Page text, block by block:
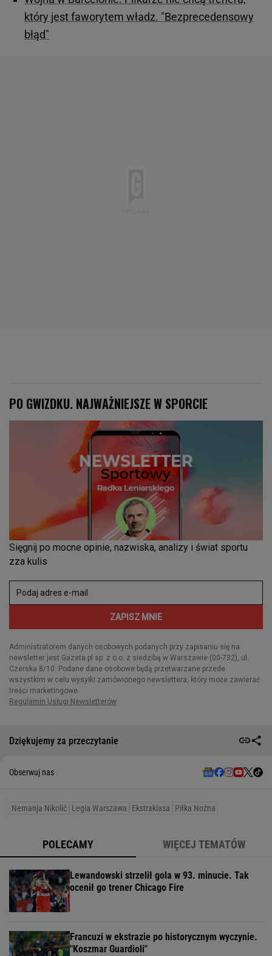
który jest faworytem władz. "Bezprecedensowy
błąd"
Dziękujemy za przeczytanie
Obserwuj nas
Nemanja Nikolić Legia Warszawa Ekstraklasa Piłka Nożna
POLECAMY WIĘCEJ TEMATÓW
Lewandowski strzelił gola w 93. minucie. Tak
ocenił go trener Chicago Fire
Francuzi w ekstrazie po historycznym wyczynie.
"Koszmar Guardioli"